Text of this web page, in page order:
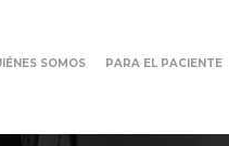
SOMOS PARA EL PACIENTE